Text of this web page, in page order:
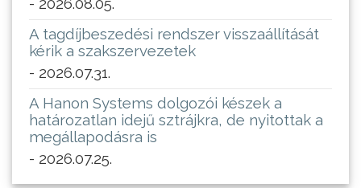
A tagdíjbeszedési rendszer visszaállítását
kérik a szakszervezetek
- 2026.07.31.
A Hanon Systems dolgozói készek a
határozatlan idejű sztrájkra, de nyitottak a
megállapodásra is
- 2026.07.25.